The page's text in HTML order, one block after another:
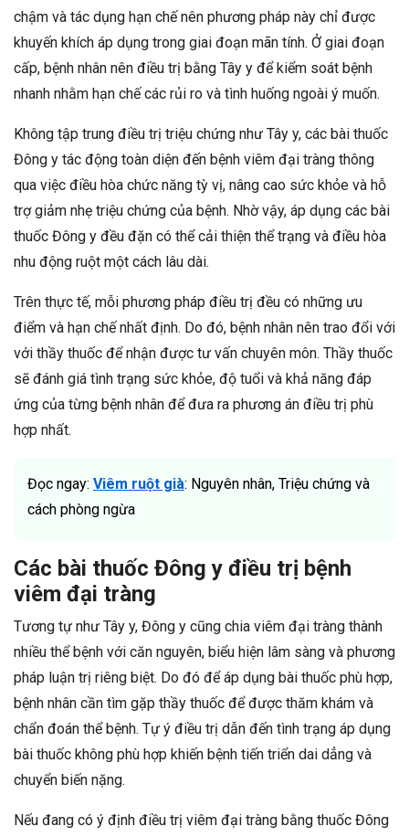
chậm và tác dụng hạn chế nên phương pháp này chỉ được
khuyến khích áp dụng trong giai đoạn mãn tính. Ở giai đoạn
cấp, bệnh nhân nên điều trị bằng Tây y để kiểm soát bệnh
nhanh nhằm hạn chế các rủi ro và tình huống ngoài ý muốn.
Không tập trung điều trị triệu chứng như Tây y, các bài thuốc
Đông y tác động toàn diện đến bệnh viêm đại tràng thông
qua việc điều hòa chức năng tỳ vị, nâng cao sức khỏe và hỗ
trợ giảm nhẹ triệu chứng của bệnh. Nhờ vậy, áp dụng các bài
thuốc Đông y đều đặn có thể cải thiện thể trạng và điều hòa
nhu động ruột một cách lâu dài.
Trên thực tế, mỗi phương pháp điều trị đều có những ưu
điểm và hạn chế nhất định. Do đó, bệnh nhân nên trao đổi với
với thầy thuốc để nhận được tư vấn chuyên môn. Thầy thuốc
sẽ đánh giá tình trạng sức khỏe, độ tuổi và khả năng đáp
ứng của từng bệnh nhân để đưa ra phương án điều trị phù
hợp nhất.
Đọc ngay: Viêm ruột già: Nguyên nhân, Triệu chứng và
cách phòng ngừa
Các bài thuốc Đông y điều trị bệnh
viêm đại tràng
Tương tự như Tây y, Đông y cũng chia viêm đại tràng thành
nhiều thể bệnh với căn nguyên, biểu hiện lâm sàng và phương
pháp luận trị riêng biệt. Do đó để áp dụng bài thuốc phù hợp,
bệnh nhân cần tìm gặp thầy thuốc để được thăm khám và
chẩn đoán thể bệnh. Tự ý điều trị dẫn đến tình trạng áp dụng
bài thuốc không phù hợp khiến bệnh tiến triển dai dẳng và
chuyển biến nặng.
Nếu đang có ý định điều trị viêm đại tràng bằng thuốc Đông